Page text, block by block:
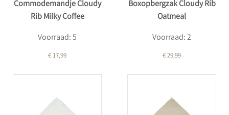
Commodemandje Cloudy
Rib Milky Coffee
Voorraad: 5
€ 17,99
Boxopbergzak Cloudy Rib
Oatmeal
Voorraad: 2
€ 29,99